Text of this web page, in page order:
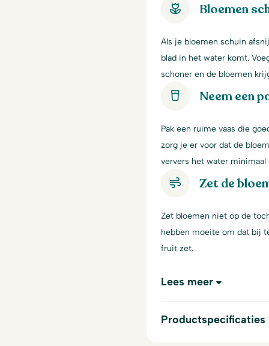
Bloemen
Als je bloemen schuin
blad in het water komt.
schoner en de bloemen
Neem een
Pak een ruime vaas die
zorg je er voor dat de
ververs het water minimaal
Zet de
Zet bloemen niet op de
hebben moeite om dat bij
fruit zet.
Lees meer
Productspecificaties